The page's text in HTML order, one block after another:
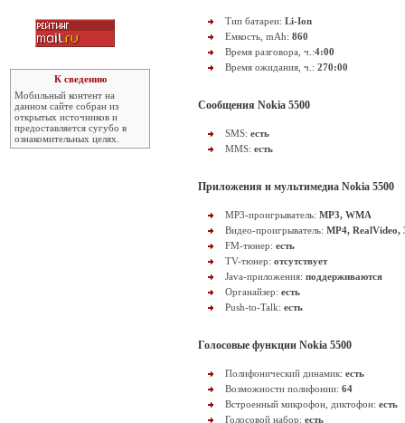
К сведению
Мобильный контент на
данном сайте собран из
открытых источников и
предоставляется сугубо в
ознакомительных целях.
Тип батареи: Li-Ion
Емкость, mAh: 860
Время разговора, ч.:4:00
Время ожидания, ч.: 270:00
Сообщения Nokia 5500
SMS: есть
MMS: есть
Приложения и мультимедиа Nokia 5500
MP3-проигрыватель: MP3, WMA
Видео-проигрыватель: MP4, RealVideo,
FM-тюнер: есть
TV-тюнер: отсутствует
Java-приложения: поддерживаются
Органайзер: есть
Push-to-Talk: есть
Голосовые функции Nokia 5500
Полифонический динамик: есть
Возможности полифонии: 64
Встроенный микрофон, диктофон: есть
Голосовой набор: есть